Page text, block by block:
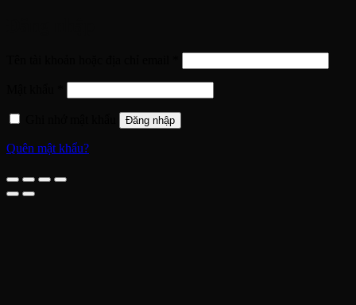
buộc
buộc
Đăng nhập
Quên mật khẩu?